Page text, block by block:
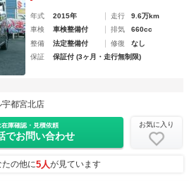
年式 2015年 走行
9.6万km
車検
車検整備付 排気
660cc
整備
法定整備付 修復
なし
保証
保証付 (3ヶ月・走行無制限)
宇都宮北店
在庫確認・見積依頼
でお問い合わせ
お気に入り
の他に5人が見ています